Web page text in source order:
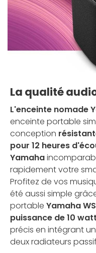
La qualité
L'enceinte nomade
enceinte portable
conception
pour 12 heures
Yamaha
rapidement votre
Profitez de vos
été aussi simple
portable Yamaha
puissance de 10
précis en intégrant
deux radiateurs